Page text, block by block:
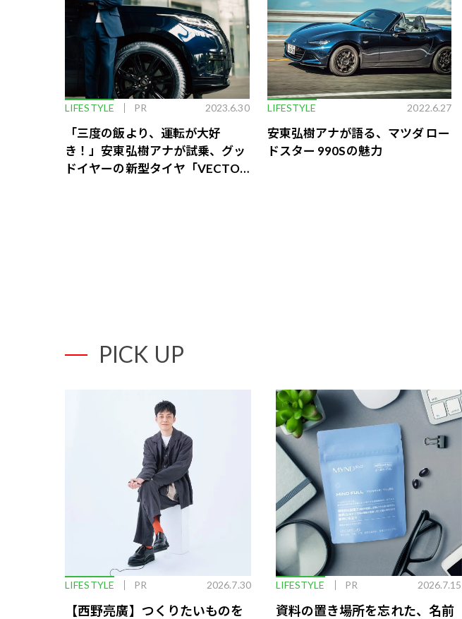
LIFESTYLE PR 2023.6.30
「三度の飯より、運転が大好
き！」安東弘樹アナが試乗、グッ
ドイヤーの新型タイヤ「VECTOR
LIFESTYLE 2022.6.27
安東弘樹アナが語る、マツダ ロー
ドスター 990Sの魅力
PICK UP
LIFESTYLE PR 2026.7.30
【西野亮廣】つくりたいものを
LIFESTYLE PR 2026.7.15
資料の置き場所を忘れた、名前